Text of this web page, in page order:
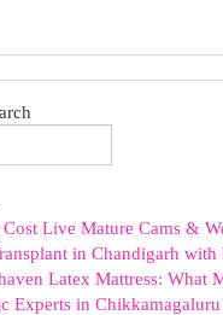
Live Mature Cams &
in Chandigarh with
Latex Mattress: What
Experts in Chikkamagaluru